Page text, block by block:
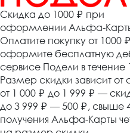
Cкидка до 1000 ₽ при
оформлении Альфа-
Оплатите покупку от 1000 ₽
оформите бесплатную
сервисе Подели в течение
Размер скидки зависит
от 1 000 ₽ до 1 999 ₽ —
до 3 999 ₽ — 500 ₽ , свыше
получения Альфа-Карты